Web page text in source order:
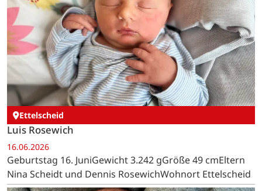
Ettelscheid
Luis Rosewich
16.06.2026
Geburtstag 16. JuniGewicht 3.242 gGröße 49 cmEltern
Nina Scheidt und Dennis RosewichWohnort Ettelscheid